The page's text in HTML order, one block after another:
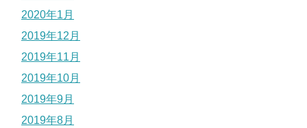
2020年1月
2019年12月
2019年11月
2019年10月
2019年9月
2019年8月